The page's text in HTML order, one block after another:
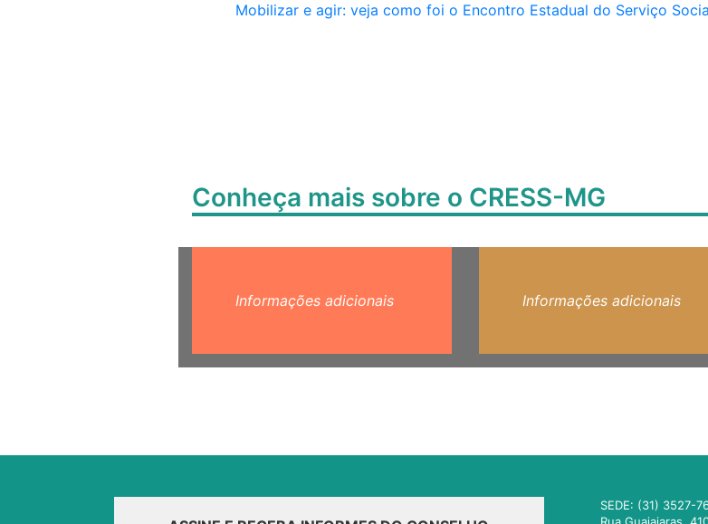
Mobilizar e agir: veja como foi o Encontro Estadual do Serviço
Conheça mais sobre o CRESS-MG
Informações adicionais Informações adicionais
SEDE: (31) 3527-